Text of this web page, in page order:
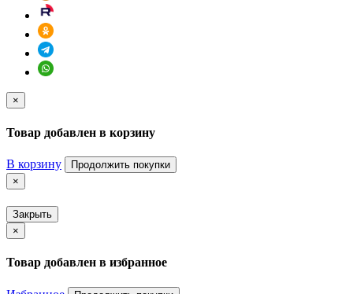
×
Товар добавлен в корзину
В корзину
Продолжить покупки
×
Закрыть
×
Товар добавлен в избранное